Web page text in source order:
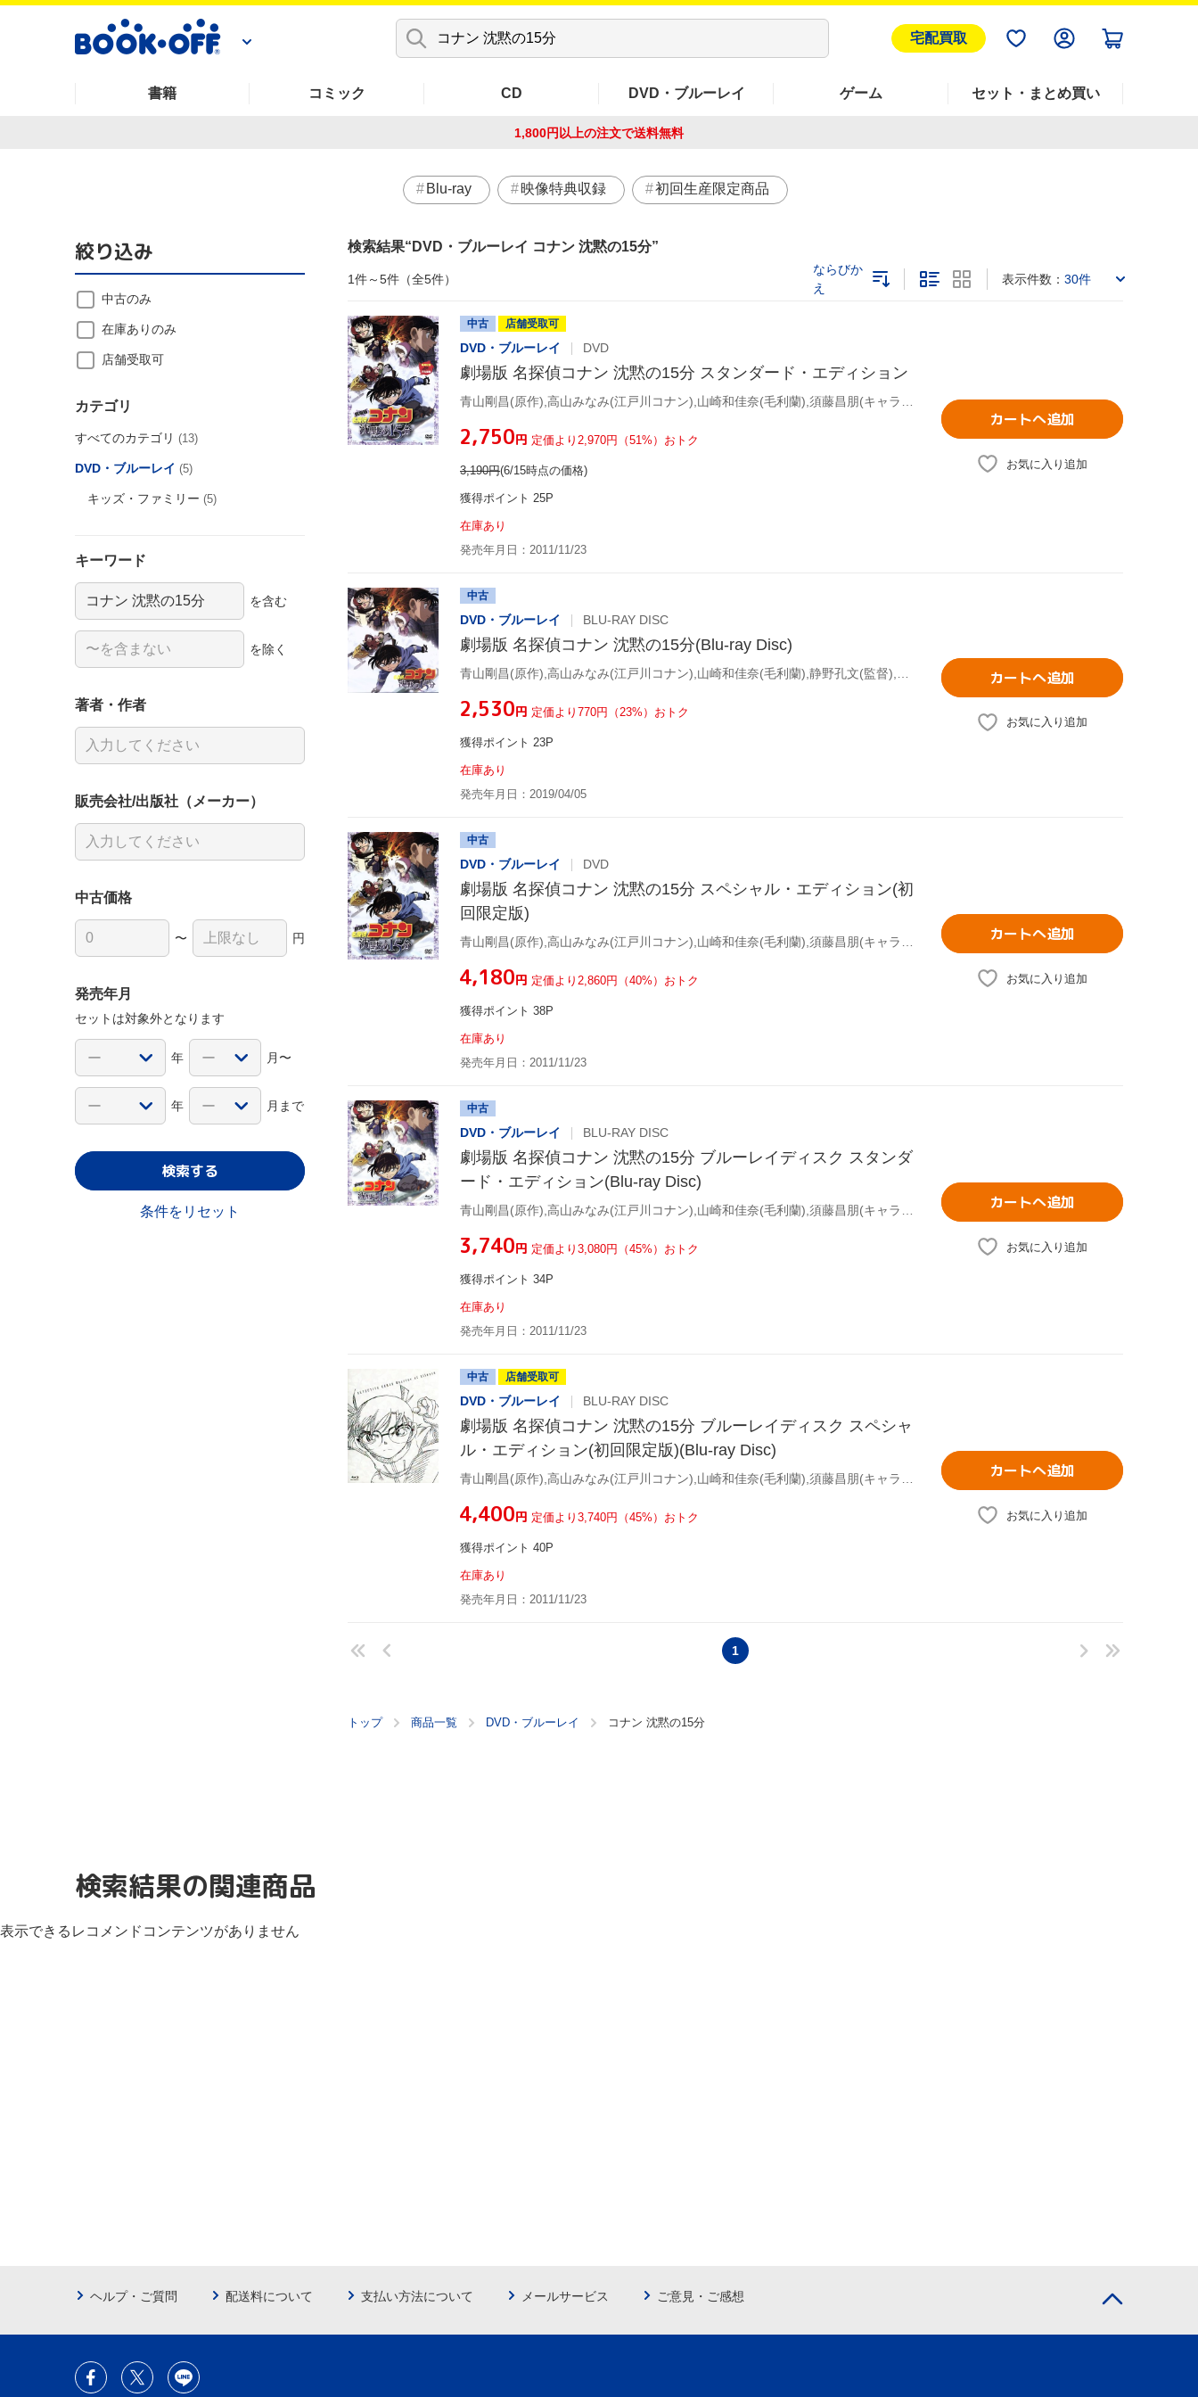
宅配買取
書籍 コミック CD DVD・ブルーレイ ゲーム セット・まとめ買い
1,800円以上の注文で送料無料
Blu-ray 映像特典収録 初回生産限定商品
検索結果 DVD・ブルーレイ コナン 沈黙の15分
1件～5件（全5件）
ならびか
え
表示件数： 30件
中古 店舗受取可
DVD・ブルーレイ DVD
劇場版 名探偵コナン 沈黙の15分 スタンダード・エディション
¥2,750円 定価より2,970円（51%）おトク
3,190円(6/15時点の価格)
獲得ポイント 25P
在庫あり
発売年月日：2011/11/23
カートへ追加
お気に入り追加
中古
DVD・ブルーレイ BLU-RAY DISC
劇場版 名探偵コナン 沈黙の15分(Blu-ray Disc)
¥2,530円 定価より770円（23%）おトク
獲得ポイント 23P
在庫あり
発売年月日：2019/04/05
カートへ追加
お気に入り追加
中古
DVD・ブルーレイ DVD
劇場版 名探偵コナン 沈黙の15分 スペシャル・エディション(初
回限定版)
¥4,180円 定価より2,860円（40%）おトク
獲得ポイント 38P
在庫あり
発売年月日：2011/11/23
カートへ追加
お気に入り追加
中古
DVD・ブルーレイ BLU-RAY DISC
劇場版 名探偵コナン 沈黙の15分 ブルーレイディスク スタンダ
ード・エディション(Blu-ray Disc)
¥3,740円 定価より3,080円（45%）おトク
獲得ポイント 34P
在庫あり
発売年月日：2011/11/23
カートへ追加
お気に入り追加
中古 店舗受取可
DVD・ブルーレイ BLU-RAY DISC
劇場版 名探偵コナン 沈黙の15分 ブルーレイディスク スペシャ
ル・エディション(初回限定版)(Blu-ray Disc)
¥4,400円 定価より3,740円（45%）おトク
獲得ポイント 40P
在庫あり
発売年月日：2011/11/23
カートへ追加
お気に入り追加
1
トップ 商品一覧 DVD・ブルーレイ コナン 沈黙の15分
絞り込み
中古のみ
在庫ありのみ
店舗受取可
カテゴリ
すべてのカテゴリ (13)
DVD・ブルーレイ (5)
キッズ・ファミリー (5)
キーワード
を含む
を除く
著者・作者
販売会社/出版社（メーカー）
中古価格
〜 円
発売年月
セットは対象外となります
年 月〜
年 月まで
検索する
条件をリセット
検索結果の関連商品
表示できるレコメンドコンテンツがありません
ヘルプ・ご質問 配送料について 支払い方法について メールサービス ご意見・ご感想